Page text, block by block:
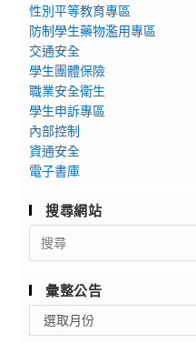
性別平等教育專區
防制學生藥物濫用專區
交通安全
學生團體保險
職業安全衛生
學生申訴專區
內部控制
資通安全
電子書庫
搜尋網站
Search
for:
彙整公告
整
選取月份